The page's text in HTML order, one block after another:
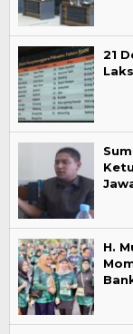
21
H.